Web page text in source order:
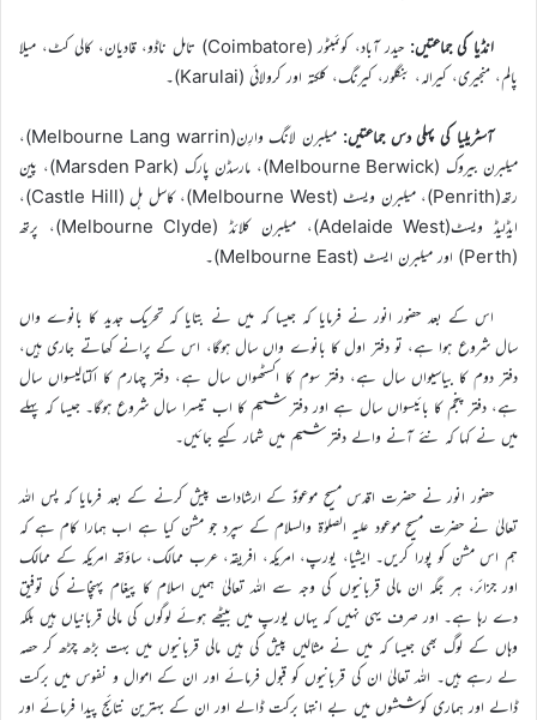
انڈیا کی جماعتیں:
حیدر آباد، کوئمبٹور (Coimbatore) تامل ناڈو، قادیان، کالی کٹ، میلا
پالم، منجیری، کیرالہ، بنگلور، کیرنگ، کلکتہ اور کرولائی (Karulai)۔
آسٹریلیا کی پہلی دس جماعتیں:
میلبرن لانگ وارِن(Melbourne Lang warrin)،
میلبرن بیروک (Melbourne Berwick)، مارسڈن پارک (Marsden Park)، پین
رتھ(Penrith)، میلبرن ویسٹ (Melbourne West)، کاسل ہل (Castle Hill)،
ایڈلیڈ ویسٹ(Adelaide West)، میلبرن کلائڈ (Melbourne Clyde)، پرتھ
(Perth) اور میلبرن ایسٹ (Melbourne East)۔
اس کے بعد حضور انور نے فرمایا کہ جیسا کہ میں نے بتایا کہ تحریک جدید کا بانوے واں
سال شروع ہوا ہے، تو دفتر اول کا بانوے واں سال ہوگا، اس کے پرانے کھاتے جاری ہیں،
دفتر دوم کا بیاسیواں سال ہے، دفتر سوم کا اکسٹھواں سال ہے، دفتر چہارم کا اکتالیسواں سال
ہے، دفتر پنجم کا بائیسواں سال ہے اور دفتر ششم کا اب تیسرا سال شروع ہوگا۔ جیسا کہ پہلے
میں نے کہا کہ نئے آنے والے دفتر ششم میں شمار کیے جائیں۔
حضور انور نے حضرت اقدس مسیح موعودؑ کے ارشادات پیش کرنے کے بعد فرمایا کہ پس اللہ
تعالیٰ نے حضرت مسیح موعود علیہ الصلوٰۃ والسلام کے سپرد جو مشن کیا ہے اب ہمارا کام ہے کہ
ہم اس مشن کو پورا کریں۔ ایشیا، یورپ، امریکہ، افریقہ، عرب ممالک، ساؤتھ امریکہ کے ممالک
اور جزائر، ہر جگہ ان مالی قربانیوں کی وجہ سے اللہ تعالیٰ ہمیں اسلام کا پیغام پہنچانے کی توفیق
دے رہا ہے۔ اور صرف یہی نہیں کہ یہاں یورپ میں بیٹھے ہوئے لوگوں کی مالی قربانیاں ہیں بلکہ
وہاں کے لوگ بھی جیسا کہ میں نے مثالیں پیش کی ہیں مالی قربانیوں میں بہت بڑھ چڑھ کر حصہ
لے رہے ہیں۔ اللہ تعالیٰ ان کی قربانیوں کو قبول فرمائے اور ان کے اموال و نفوس میں برکت
ڈالے اور ہماری کوششوں میں بے انتہا برکت ڈالے اور ان کے بہترین نتائج پیدا فرمائے اور